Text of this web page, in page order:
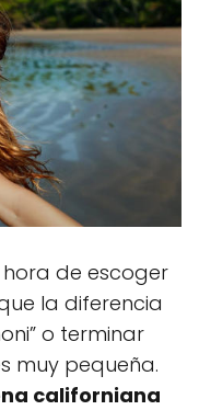
de escoger
la diferencia
o terminar
muy pequeña.
californiana